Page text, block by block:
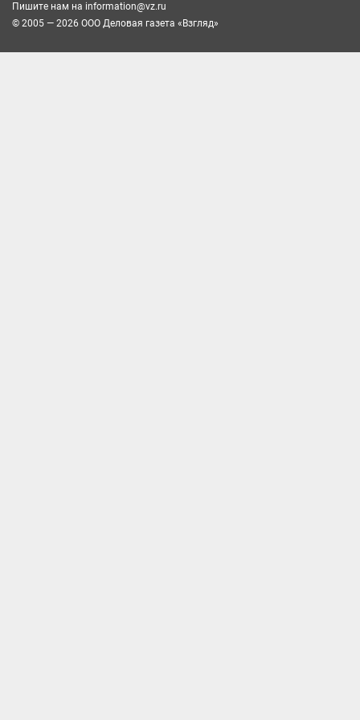
Пишите нам на information@vz.ru
© 2005 — 2026 ООО Деловая газета «Взгляд»